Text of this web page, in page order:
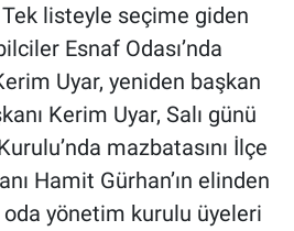
listeyle seçime giden
Esnaf Odası’nda
Uyar, yeniden başkan
Kerim Uyar, Salı günü
mazbatasını İlçe
Hamit Gürhan’ın elinden
oda yönetim kurulu üyeleri